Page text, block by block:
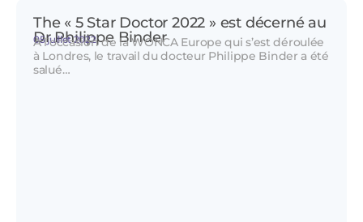
The « 5 Star Doctor 2022 » est décerné au
Dr Philippe Binder
05 juillet 2022
A l’occasion de la WONCA Europe qui s’est déroulée
à Londres, le travail du docteur Philippe Binder a été
salué…